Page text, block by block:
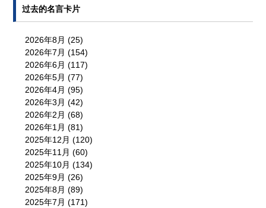
过去的名言卡片
2026年8月 (25)
2026年7月 (154)
2026年6月 (117)
2026年5月 (77)
2026年4月 (95)
2026年3月 (42)
2026年2月 (68)
2026年1月 (81)
2025年12月 (120)
2025年11月 (60)
2025年10月 (134)
2025年9月 (26)
2025年8月 (89)
2025年7月 (171)